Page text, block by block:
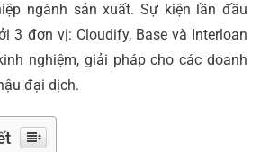
ngành sản xuất. Sự kiện lần đầu
3 đơn vị: Cloudify, Base và Interloan
nghiệm, giải pháp cho các doanh
đại dịch.